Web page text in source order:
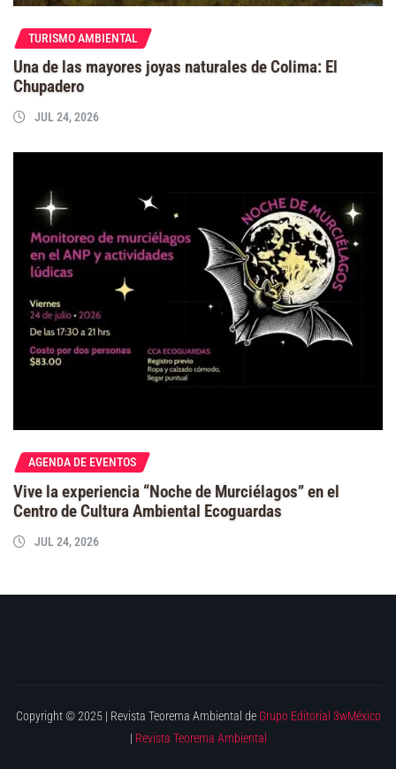
TURISMO AMBIENTAL
Una de las mayores joyas naturales de Colima: El
Chupadero
JUL 24, 2026
AGENDA DE EVENTOS
Vive la experiencia “Noche de Murciélagos” en el
Centro de Cultura Ambiental Ecoguardas
JUL 24, 2026
Copyright © 2025 | Revista Teorema Ambiental de Grupo Editorial 3wMéxico
| Revista Teorema Ambiental